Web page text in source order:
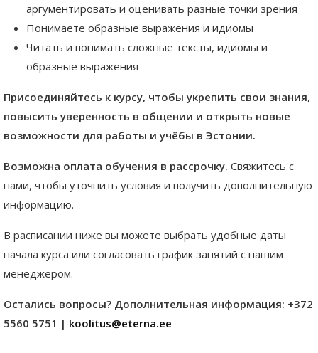
аргументировать и оценивать разные точки зрения
Понимаете образные выражения и идиомы
Читать и понимать сложные тексты, идиомы и
образные выражения
Присоединяйтесь к курсу, чтобы укрепить свои знания,
повысить уверенность в общении и открыть новые
возможности для работы и учёбы в Эстонии.
Возможна оплата обучения в рассрочку. Свяжитесь с
нами, чтобы уточнить условия и получить дополнительную
информацию.
В расписании ниже вы можете выбрать удобные даты
начала курса или согласовать график занятий с нашим
менеджером.
Остались вопросы? Дополнительная информация: +372
5560 5751 | koolitus@eterna.ee